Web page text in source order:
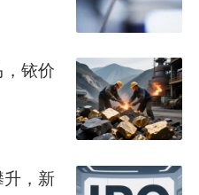
铱价
，新